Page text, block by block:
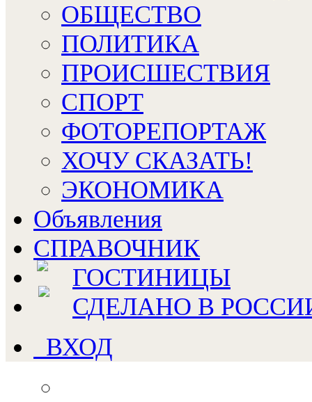
ОБЩЕСТВО
ПОЛИТИКА
ПРОИСШЕСТВИЯ
СПОРТ
ФОТОРЕПОРТАЖ
ХОЧУ СКАЗАТЬ!
ЭКОНОМИКА
Объявления
СПРАВОЧНИК
ГОСТИНИЦЫ
СДЕЛАНО В
ВХОД